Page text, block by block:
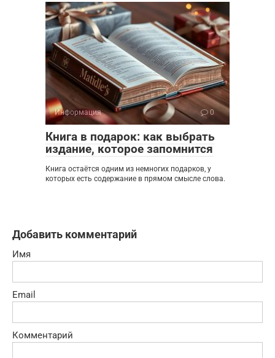
Информация 0
Книга в подарок: как выбрать
издание, которое запомнится
Книга остаётся одним из немногих подарков, у
которых есть содержание в прямом смысле слова.
Добавить комментарий
Имя
Email
Комментарий